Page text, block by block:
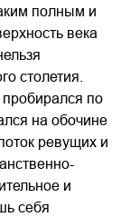
полным и
века
столетия.
пробирался по
на обочине
ревущих и
и
себя